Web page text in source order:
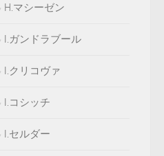
H.マシーゼン
I.ガンドラブール
I.クリコヴァ
I.コシッチ
I.セルダー